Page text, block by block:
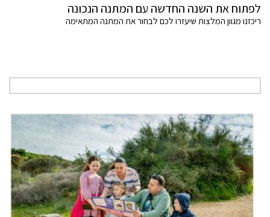
לפתוח את השנה החדשה עם המתנה הנכונה
ריכזנו מגוון המלצות שיעזרו לכם לבחור את המתנה המתאימה